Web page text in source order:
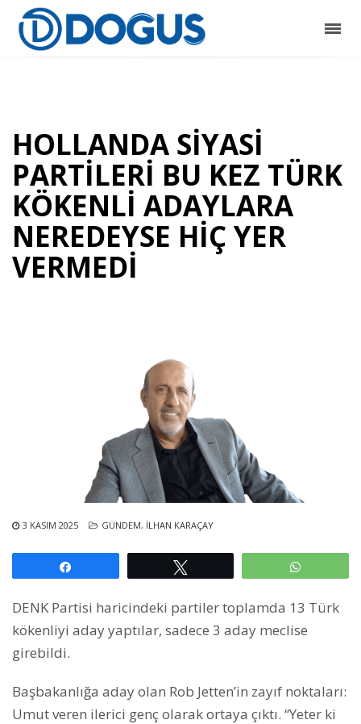
HOLLANDA SİYASİ
PARTİLERİ BU KEZ TÜRK
KÖKENLİ ADAYLARA
NEREDEYSE HİÇ YER
VERMEDİ
3 KASIM 2025 GÜNDEM, İLHAN KARAÇAY
DENK Partisi haricindeki partiler toplamda 13 Türk
kökenliyi aday yaptılar, sadece 3 aday meclise
girebildi.
Başbakanlığa aday olan Rob Jetten’in zayıf noktaları:
Umut veren ilerici genç olarak ortaya çıktı. “Yeter ki